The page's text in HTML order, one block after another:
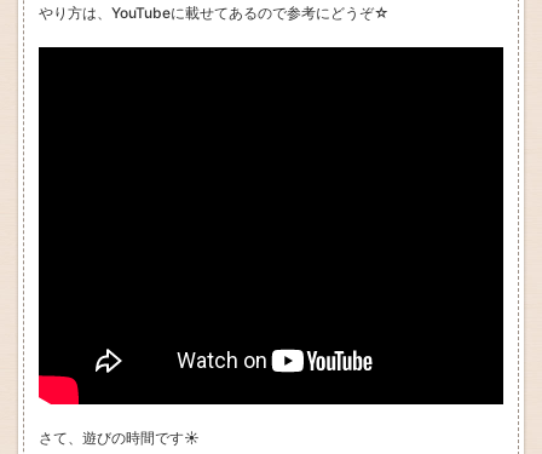
やり方は、YouTubeに載せてあるので参考にどうぞ☆
さて、遊びの時間です☀